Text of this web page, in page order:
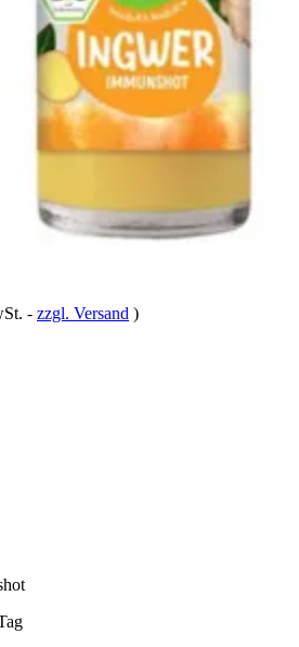
- zzgl. Versand )